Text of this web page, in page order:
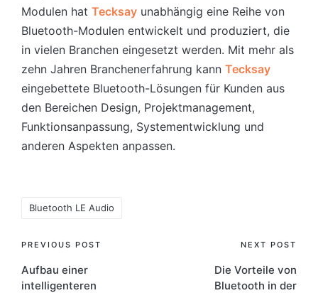
Modulen hat Tecksay unabhängig eine Reihe von
Bluetooth-Modulen entwickelt und produziert, die
in vielen Branchen eingesetzt werden. Mit mehr als
zehn Jahren Branchenerfahrung kann Tecksay
eingebettete Bluetooth-Lösungen für Kunden aus
den Bereichen Design, Projektmanagement,
Funktionsanpassung, Systementwicklung und
anderen Aspekten anpassen.
Bluetooth LE Audio
Post
navigation
PREVIOUS POST
Aufbau einer
intelligenteren
NEXT POST
Die Vorteile von
Bluetooth in der